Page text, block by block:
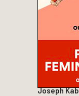
Joseph